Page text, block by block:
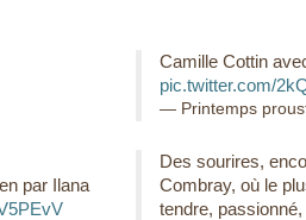
Camille Cottin
pic.twitter.com/
— Printemps
par Ilana
Des sourires,
Combray, où le
tendre,